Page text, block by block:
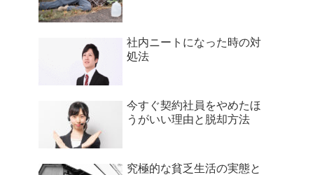
社内ニートになった時の対
処法
今すぐ契約社員をやめたほ
うがいい理由と脱却方法
究極的な貧乏生活の実態と